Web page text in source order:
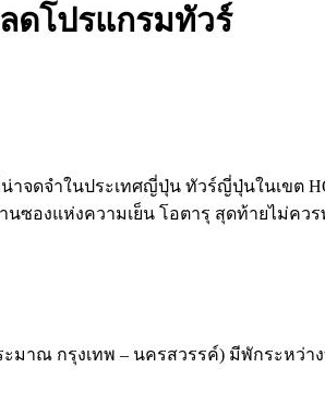
ดโปรแกรมทัวร์
จดจำในประเทศญี่ปุ่น ทัวร์ญี่ปุ่นในเขต
ซองแห่งความเย็น โอตารุ สุดท้ายไม่คว
าณ กรุงเทพ – นครสวรรค์) มีพักระหว่า